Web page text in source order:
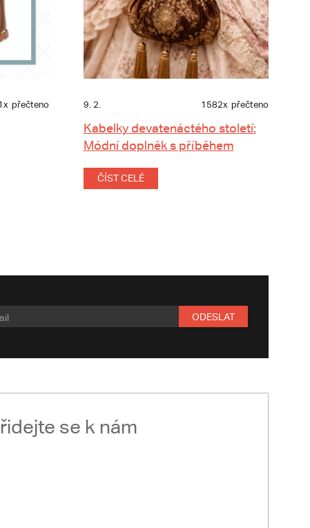
přečteno 9. 2. 1582x přečteno
Kabelky devatenáctého století:
Módní doplněk s příběhem
ČÍST CELÉ
ODESLAT
se k nám